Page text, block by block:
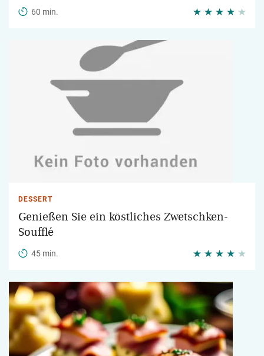
60 min.
DESSERT
Genießen Sie ein köstliches Zwetschken-
Soufflé
45 min.